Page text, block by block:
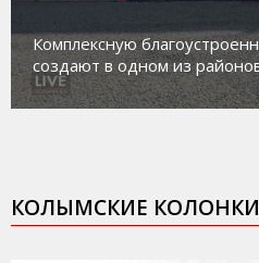
территорию
Магадана
КОЛЫМСКИЕ КОЛОНКИ